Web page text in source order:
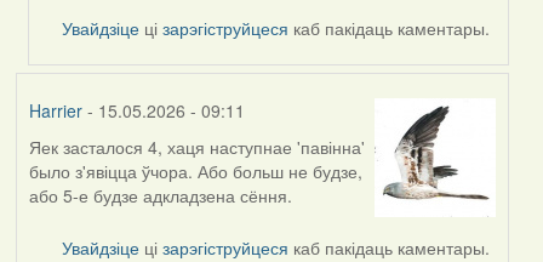
Увайдзіце цізарэгіструйцеся каб пакідаць каментары.
Harrier- 15.05.2026 - 09:11
Яек засталося 4, хаця наступнае 'павінна'
было з'явіцца ўчора. Або больш не будзе,
або 5-е будзе адкладзена сёння.
Увайдзіце цізарэгіструйцеся каб пакідаць каментары.